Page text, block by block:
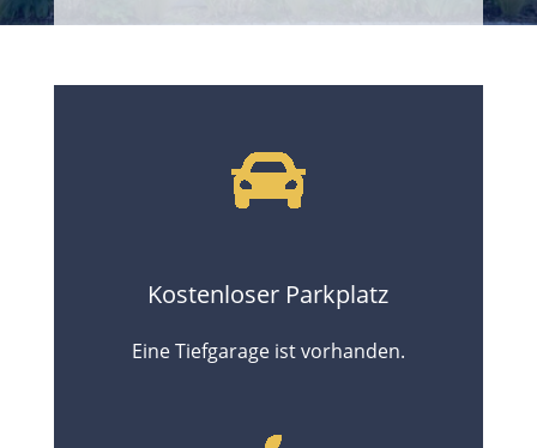
Kostenloser Parkplatz
Eine Tiefgarage ist vorhanden.